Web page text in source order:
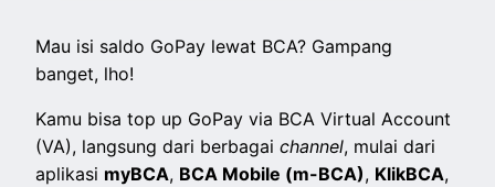
Mau isi saldo GoPay lewat BCA? Gampang
banget, lho!
Kamu bisa top up GoPay via BCA Virtual Account
(VA), langsung dari berbagaichannel, mulai dari
aplikasi myBCA, BCA Mobile (m-BCA), KlikBCA,